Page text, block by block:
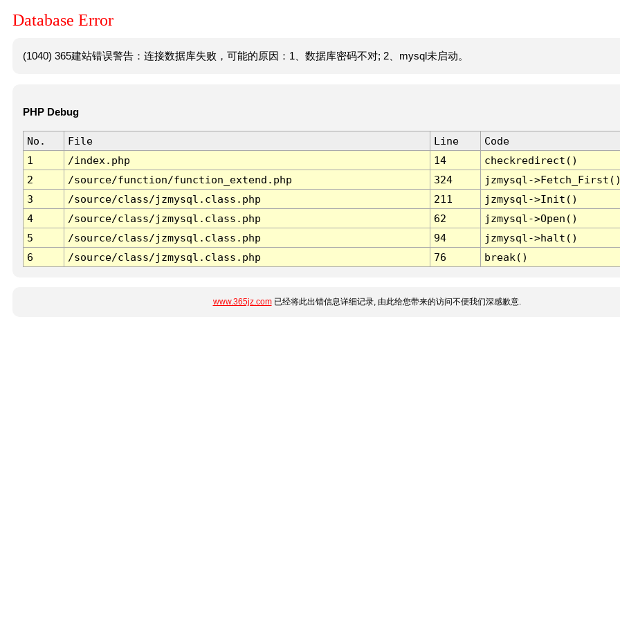
Database Error
(1040) 365建站错误警告：连接数据库失败，可能的原因：1、数据库密码不对; 2、mysql未启动。
PHP Debug
No. File Line
Code
1
/index.php 14
checkredirect()
2
/source/function/function_extend.php 324
jzmysql-
3
/source/class/jzmysql.class.php 211
jzmysql->Init()
4
/source/class/jzmysql.class.php 62
jzmysql->Open()
5
/source/class/jzmysql.class.php 94
jzmysql->halt()
6
/source/class/jzmysql.class.php 76 break()
www.365jz.com已经将此出错信息详细记录, 由此给您带来的访问不便我们深感歉意.